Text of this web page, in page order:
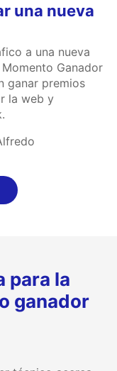
una nueva
a una nueva
Ganador
ganar premios
la web y
para la
ganador